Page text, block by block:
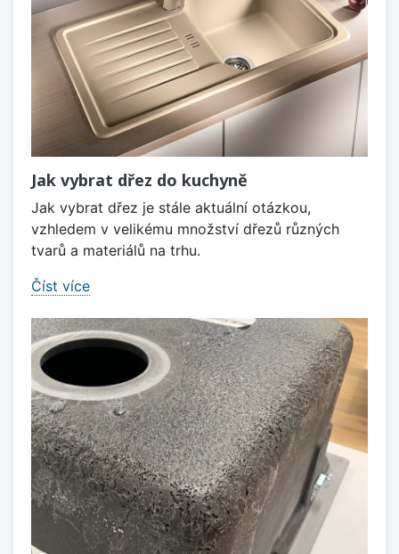
Jak vybrat dřez do kuchyně
Jak vybrat dřez je stále aktuální otázkou,
vzhledem v velikému množství dřezů různých
tvarů a materiálů na trhu.
Číst více